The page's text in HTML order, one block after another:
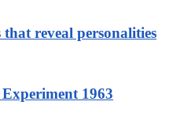
reveal personalities
1963